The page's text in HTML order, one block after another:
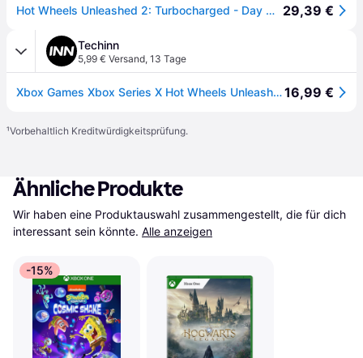
Hot Wheels Unleashed 2: Turbocharged - Day One Edition - Ps5 / Playstation 5 - 29,39 €
Techinn
5,99 € Versand, 13 Tage
Xbox Games Xbox Series X Hot Wheels Unleashed 2: Turbocharged (day 1 Edition) Durchsichtig PAL16,99 €
¹Vorbehaltlich Kreditwürdigkeitsprüfung.
Ähnliche Produkte
Wir haben eine Produktauswahl zusammengestellt, die für dich
interessant sein könnte. Alle anzeigen
-15%